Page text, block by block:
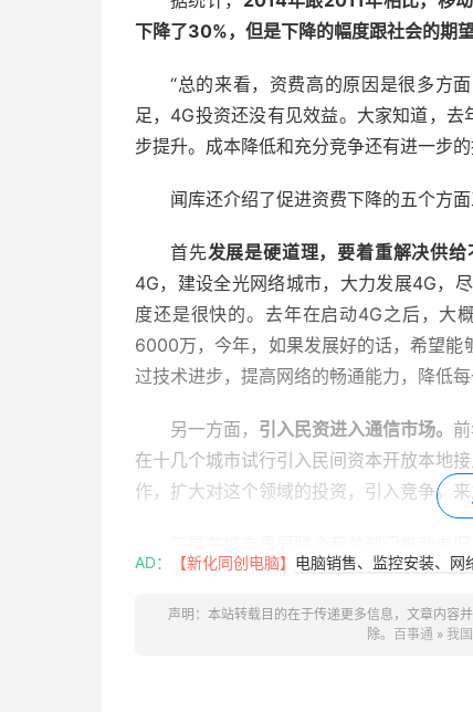
下降了30%，但是下降的幅度跟社会的期
“总的来看，资费高的原因是很多方
足，4G投资还没有见效益。大家知道，
步提升。成本降低和充分竞争还有进一步的
闻库还介绍了促进资费下降的五个方面
首先发展是硬道理，要着重解决供给
4G，建设全光网络城市，大力发展4G，
度还是很快的。去年在启动4G之后，大
6000万，今年，如果发展好的话，希望能
过技术进步，提高网络的畅通能力，降低
另一方面， 引入民资进入通信市场。
在十几个城市试行引入民间资本开放本地
作，扩大对这个领域的投资，引入竞争。
的选择余地。在这里，我也呼吁各个小区
进小区的事情，让他们能够提供服务，让
进了小区之后，老百姓还有选择余地，形
AD： 【新化同创电脑】 电脑销售、监控安装、
声明：本站转载目的在于传递更多信息，文章内容
除。 百事通 » 我